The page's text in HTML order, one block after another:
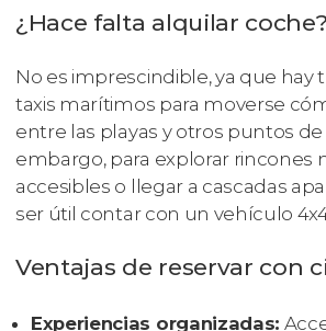
¿Hace falta alquilar coche?
No es imprescindible, ya que hay
taxis marítimos para moverse
entre las playas y otros puntos de
embargo, para explorar rincones
accesibles o llegar a cascadas
ser útil contar con un vehículo
Ventajas de reservar con
Experiencias organizadas: